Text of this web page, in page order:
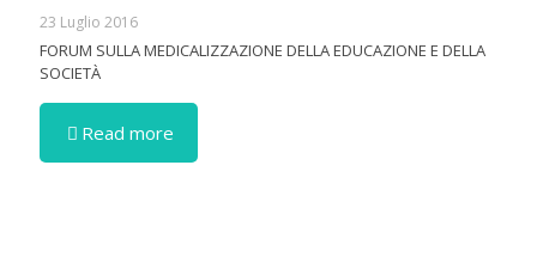
23 Luglio 2016
FORUM SULLA MEDICALIZZAZIONE DELLA EDUCAZIONE E DELLA
SOCIETÀ
Read more